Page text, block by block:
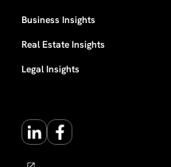
Business Insights
Real Estate Insights
Legal Insights
LinkedInFacebook